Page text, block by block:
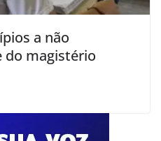
a não
do magistério